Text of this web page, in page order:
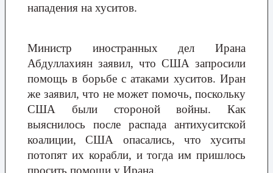
нападения на хуситов.
Министр иностранных дел Ирана
Абдуллахиян заявил, что США запросили
помощь в борьбе с атаками хуситов. Иран
же заявил, что не может помочь, поскольку
США были стороной войны. Как
выяснилось после распада антихуситской
коалиции, США опасались, что хуситы
потопят их корабли, и тогда им пришлось
просить помощи у Ирана.